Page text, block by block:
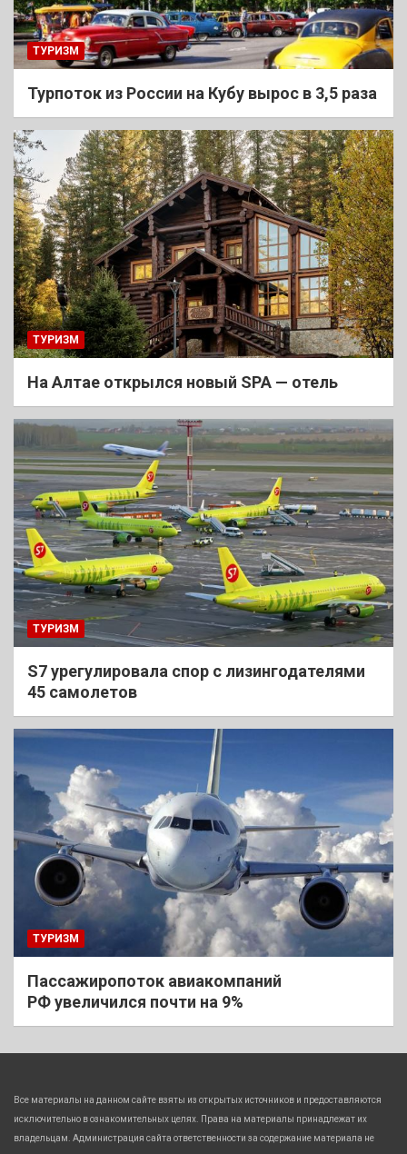
ТУРИЗМ
Турпоток из России на Кубу вырос в 3,5 раза
ТУРИЗМ
На Алтае открылся новый SPA — отель
ТУРИЗМ
S7 урегулировала спор с лизингодателями
45 самолетов
ТУРИЗМ
Пассажиропоток авиакомпаний
РФ увеличился почти на 9%
Все материалы на данном сайте взяты из открытых источников и предоставляются
исключительно в ознакомительных целях. Права на материалы принадлежат их
владельцам. Администрация сайта ответственности за содержание материала не